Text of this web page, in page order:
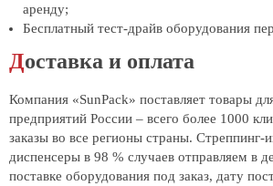
аренду;
Бесплатный тест-драйв оборудования
Доставка и оплата
Компания «SunPack» поставляет товары
предприятий России – всего более 1000
заказы во все регионы страны. Стреппинг-
диспенсеры в 98 % случаев отправляем в
поставке оборудования под заказ, дату